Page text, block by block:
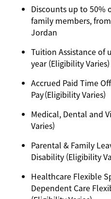
Discounts up to 50%
family members,
Jordan
Tuition Assistance of
year (Eligibility Varies)
Accrued Paid Time
Pay (Eligibility Varies)
Medical, Dental and
Varies)
Parental & Family
Disability (Eligibility
Healthcare Flexible
Dependent Care